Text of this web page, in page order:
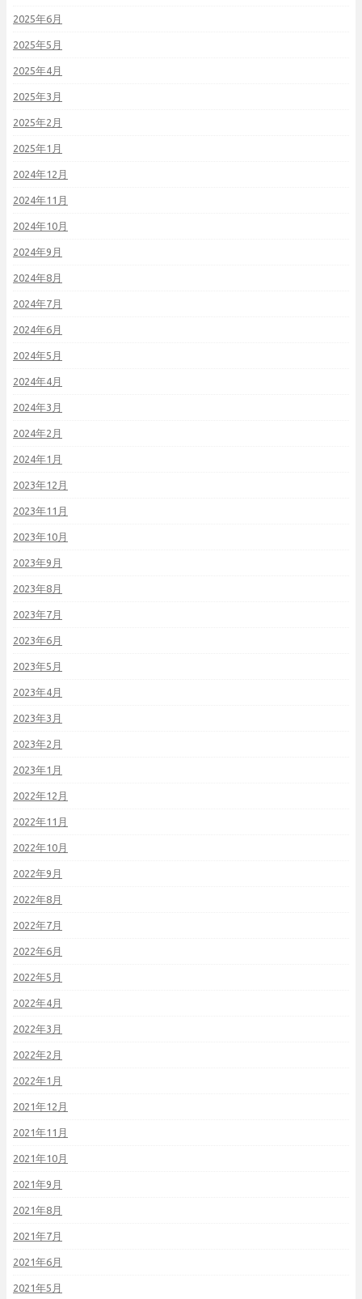
2025年6月
2025年5月
2025年4月
2025年3月
2025年2月
2025年1月
2024年12月
2024年11月
2024年10月
2024年9月
2024年8月
2024年7月
2024年6月
2024年5月
2024年4月
2024年3月
2024年2月
2024年1月
2023年12月
2023年11月
2023年10月
2023年9月
2023年8月
2023年7月
2023年6月
2023年5月
2023年4月
2023年3月
2023年2月
2023年1月
2022年12月
2022年11月
2022年10月
2022年9月
2022年8月
2022年7月
2022年6月
2022年5月
2022年4月
2022年3月
2022年2月
2022年1月
2021年12月
2021年11月
2021年10月
2021年9月
2021年8月
2021年7月
2021年6月
2021年5月